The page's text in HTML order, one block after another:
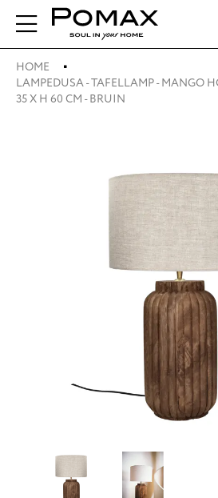
HOME
LAMPEDUSA - TAFELLAMP - MANGO
35 X H 60 CM - BRUIN